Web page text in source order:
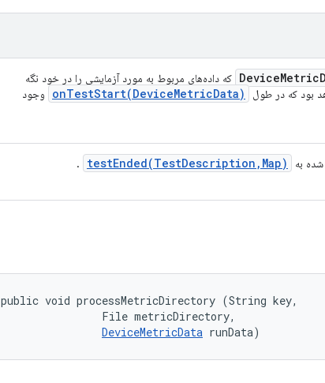
DeviceMetric
که داده‌های مربوط به مورد آزمایشی را در خود نگه
بود که در طول
onTestStart(DeviceMetricData)
وجود
به testEnded(TestDescription , Map)
.
public void processMetricDirectory (String key,
                File metricDirectory,
DeviceMetricData runData)